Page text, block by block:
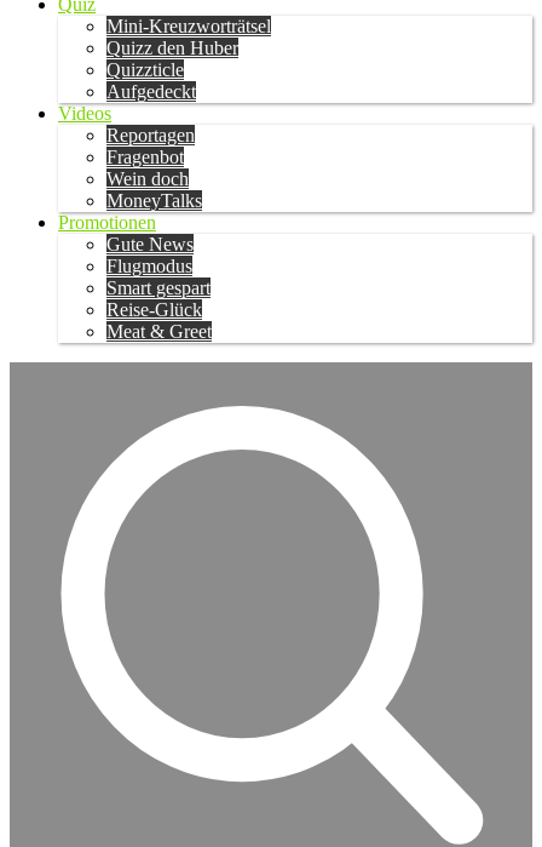
Quiz
Mini-Kreuzworträtsel
Quizz den Huber
Quizzticle
Aufgedeckt
Videos
Reportagen
Fragenbot
Wein doch
MoneyTalks
Promotionen
Gute News
Flugmodus
Smart gespart
Reise-Glück
Meat & Greet